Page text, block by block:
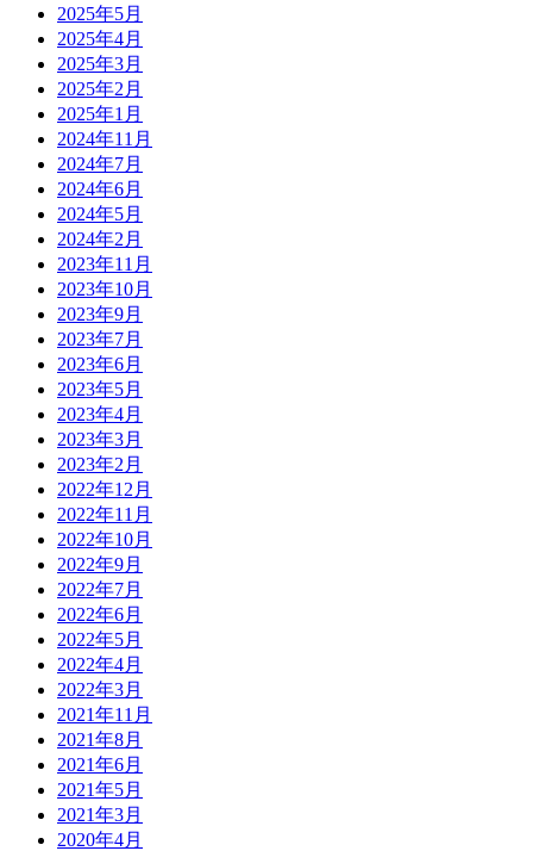
2025年5月
2025年4月
2025年3月
2025年2月
2025年1月
2024年11月
2024年7月
2024年6月
2024年5月
2024年2月
2023年11月
2023年10月
2023年9月
2023年7月
2023年6月
2023年5月
2023年4月
2023年3月
2023年2月
2022年12月
2022年11月
2022年10月
2022年9月
2022年7月
2022年6月
2022年5月
2022年4月
2022年3月
2021年11月
2021年8月
2021年6月
2021年5月
2021年3月
2020年4月